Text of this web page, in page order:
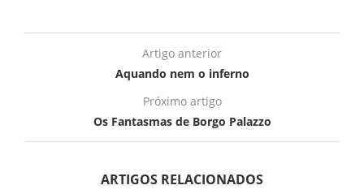
Artigo anterior
Aquando nem o inferno
Próximo artigo
Os Fantasmas de Borgo Palazzo
ARTIGOS RELACIONADOS